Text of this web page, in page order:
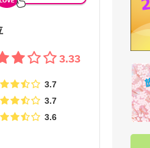
3.33
3.7
3.7
3.6